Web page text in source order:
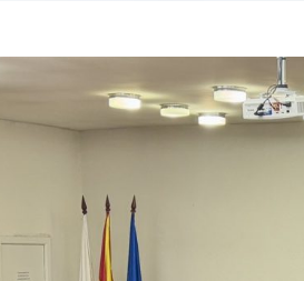
August 5, 2026